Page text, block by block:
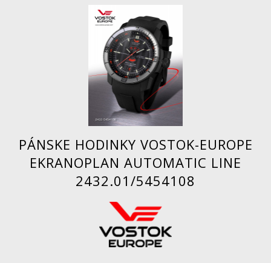
PÁNSKE HODINKY VOSTOK-EUROPE
EKRANOPLAN AUTOMATIC LINE
2432.01/5454108